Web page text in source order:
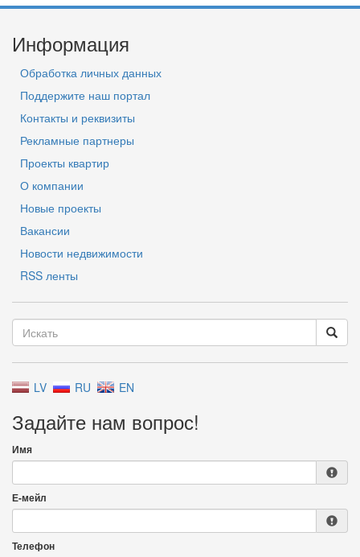
Информация
Обработка личных данных
Поддержите наш портал
Контакты и реквизиты
Рекламные партнеры
Проекты квартир
О компании
Новые проекты
Вакансии
Новости недвижимости
RSS ленты
LV RU EN
Задайте нам вопрос!
Имя
Е-мейл
Телефон